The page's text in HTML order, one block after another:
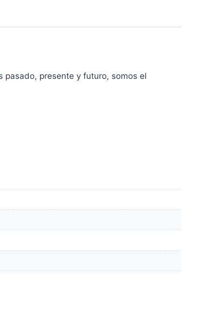
pasado, presente y futuro, somos el